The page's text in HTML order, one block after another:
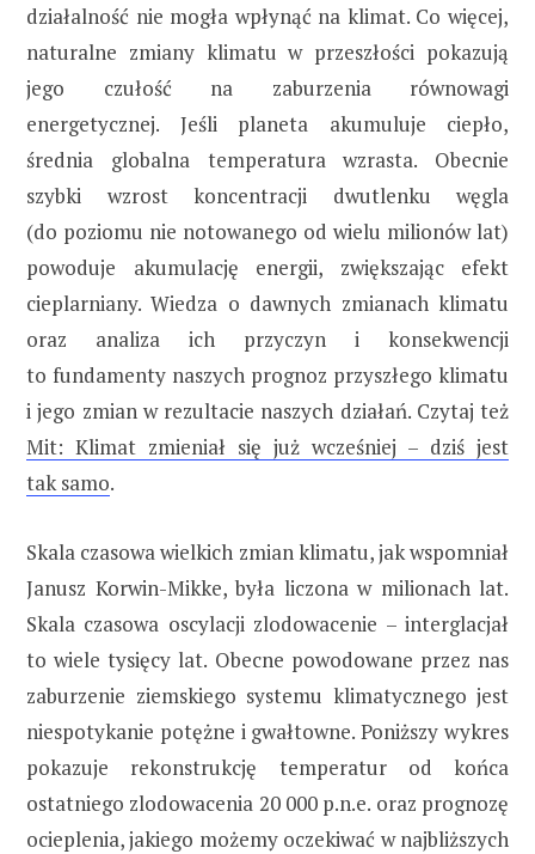
działalność nie mogła wpłynąć na klimat. Co więcej,
naturalne zmiany klimatu w przeszłości pokazują
jego czułość na zaburzenia równowagi
energetycznej. Jeśli planeta akumuluje ciepło,
średnia globalna temperatura wzrasta. Obecnie
szybki wzrost koncentracji dwutlenku węgla
(do poziomu nie notowanego od wielu milionów lat)
powoduje akumulację energii, zwiększając efekt
cieplarniany. Wiedza o dawnych zmianach klimatu
oraz analiza ich przyczyn i konsekwencji
to fundamenty naszych prognoz przyszłego klimatu
i jego zmian w rezultacie naszych działań. Czytaj też
Mit: Klimat zmieniał się już wcześniej – dziś jest
tak samo.
Skala czasowa wielkich zmian klimatu, jak wspomniał
Janusz Korwin-Mikke, była liczona w milionach lat.
Skala czasowa oscylacji zlodowacenie – interglacjał
to wiele tysięcy lat. Obecne powodowane przez nas
zaburzenie ziemskiego systemu klimatycznego jest
niespotykanie potężne i gwałtowne. Poniższy wykres
pokazuje rekonstrukcję temperatur od końca
ostatniego zlodowacenia 20 000 p.n.e. oraz prognozę
ocieplenia, jakiego możemy oczekiwać w najbliższych